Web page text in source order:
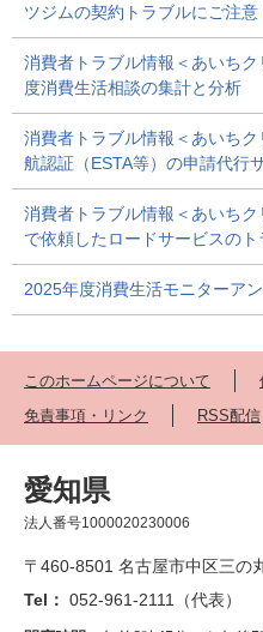
ツジムの契約トラブルにご注意
消費者トラブル情報＜あいち
度消費生活相談の集計と分析
消費者トラブル情報＜あいち
航認証（ESTA等）の申請代行
消費者トラブル情報＜あいち
で依頼したロードサービスのト
2025年度消費生活モニターア
このホームページについて
免責事項・リンク
RSS配信
愛知県
法人番号1000020230006
〒460-8501 名古屋市中区三の
Tel： 052-961-2111（代表）